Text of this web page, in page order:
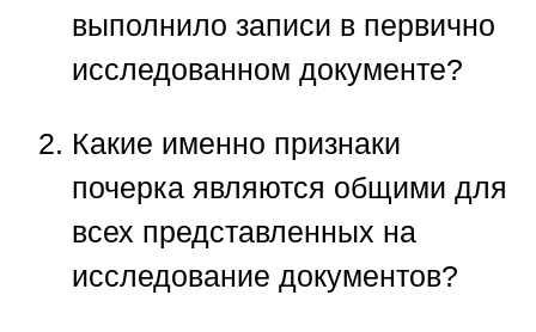
выполнило записи в первично
исследованном документе?
Какие именно признаки
почерка являются общими для
всех представленных на
исследование документов?